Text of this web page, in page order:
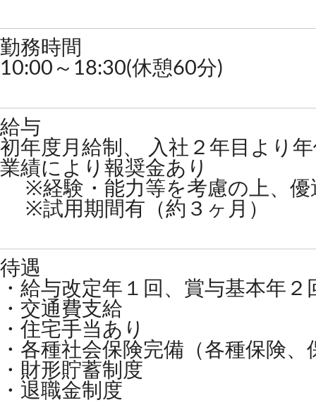
勤務時間
10:00～18:30(休憩60分)
給与
初年度月給制、 入社２年目より
業績により報奨金あり
※経験・能力等を考慮の上、優
※試用期間有（約３ヶ月）
待遇
・給与改定年１回、賞与基本年２
・交通費支給
・住宅手当あり
・各種社会保険完備（各種保険
・財形貯蓄制度
・退職金制度